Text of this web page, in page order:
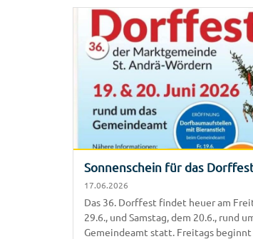
Sonnenschein für das
Das 36. Dorffest findet heuer am
29.6., und Samstag, dem 20.6., rund
Gemeindeamt statt. Freitags beginnt
17.06.2026